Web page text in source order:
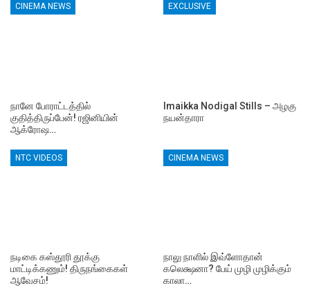
CINEMA NEWS
நானே போராட்டத்தில்
குதித்திருப்பேன்! ரஜினியின்
ஆக்ரோஷ…
EXCLUSIVE
Imaikka Nodigal Stills – அழகு
நயன்தாரா
NTC VIDEOS
நடிகை கஸ்தூரி தூக்கு
மாட்டிக்கணும்! திருநங்கைகள்
ஆவேசம்!
CINEMA NEWS
நாலு நாளில் இவ்ளோதான்
கலெக்ஷனா? பேய் முழி முழிக்கும்
காலா…